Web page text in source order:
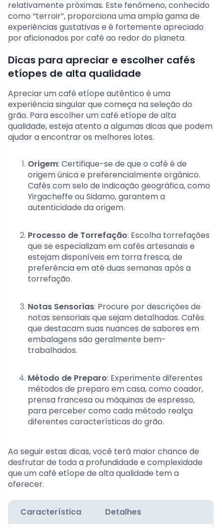
relativamente próximas. Este fenômeno, conhecido
como “terroir”, proporciona uma ampla gama de
experiências gustativas e é fortemente apreciado
por aficionados por café ao redor do planeta.
Dicas para apreciar e escolher cafés
etíopes de alta qualidade
Apreciar um café etíope autêntico é uma
experiência singular que começa na seleção do
grão. Para escolher um café etíope de alta
qualidade, esteja atento a algumas dicas que podem
ajudar a encontrar os melhores lotes.
Origem: Certifique-se de que o café é de
origem única e preferencialmente orgânico.
Cafés com selo de indicação geográfica, como
Yirgacheffe ou Sidamo, garantem a
autenticidade da origem.
Processo de Torrefação: Escolha torrefações
que se especializam em cafés artesanais e
estejam disponíveis em torra fresca, de
preferência em até duas semanas após a
torrefação.
Notas Sensorias: Procure por descrições de
notas sensoriais que sejam detalhadas. Cafés
que destacam suas nuances de sabores em
embalagens são geralmente bem-
trabalhados.
Método de Preparo: Experimente diferentes
métodos de preparo em casa, como coador,
prensa francesa ou máquinas de espresso,
para perceber como cada método realça
diferentes características do grão.
Ao seguir estas dicas, você terá maior chance de
desfrutar de toda a profundidade e complexidade
que um café etíope de alta qualidade tem a
oferecer.
Característica Detalhes